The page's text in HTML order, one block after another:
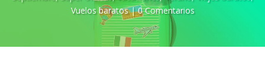
Vuelos baratos|0 Comentarios